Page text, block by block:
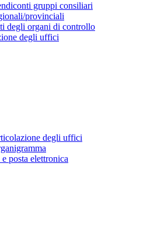
gruppi consiliari
provinciali
degli organi di controllo
degli uffici
degli uffici
posta elettronica